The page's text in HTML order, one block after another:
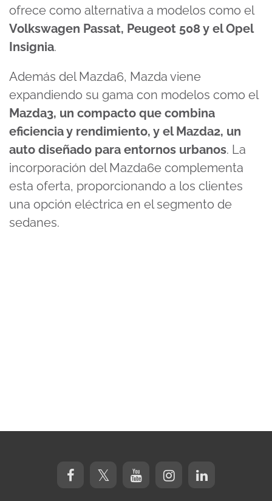
ofrece como alternativa a modelos como el
Volkswagen Passat, Peugeot 508 y el Opel
Insignia.
Además del Mazda6, Mazda viene
expandiendo su gama con modelos como el
Mazda3, un compacto que combina
eficiencia y rendimiento, y el Mazda2, un
auto diseñado para entornos urbanos. La
incorporación del Mazda6e complementa
esta oferta, proporcionando a los clientes
una opción eléctrica en el segmento de
sedanes.